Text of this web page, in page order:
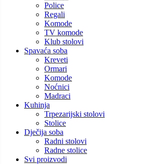
Police
Regali
Komode
TV komode
Klub stolovi
Spavaća soba
Kreveti
Ormari
Komode
Noćnici
Madraci
Kuhinja
Trpezarijski stolovi
Stolice
Dječija soba
Radni stolovi
Radne stolice
Svi proizvodi